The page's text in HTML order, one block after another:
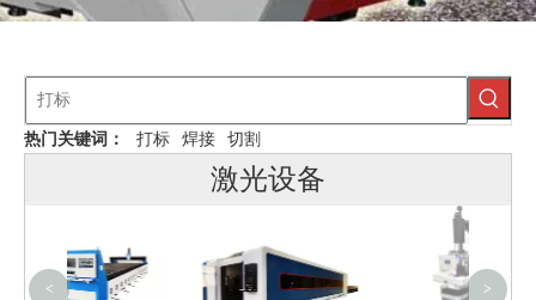
热门关键词： 打标 焊接 切割
激光设备
< >